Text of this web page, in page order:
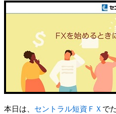
本日は、 セントラル短資ＦＸ で